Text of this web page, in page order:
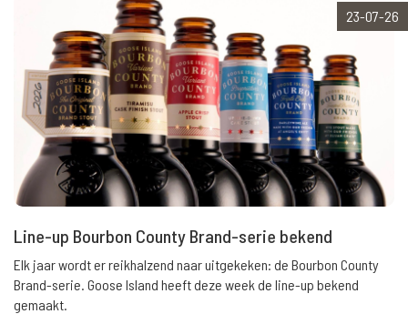
23-07-26
Line-up Bourbon County Brand-serie bekend
Elk jaar wordt er reikhalzend naar uitgekeken: de Bourbon County
Brand-serie. Goose Island heeft deze week de line-up bekend
gemaakt.